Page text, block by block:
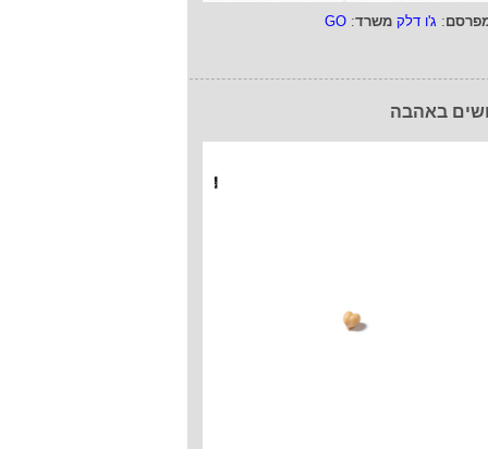
: ג'ו דלק משרד:
GO
באהבה